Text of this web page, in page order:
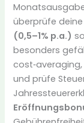
überprüfe
(0,5–1% p.a.)
besonders
und prüfe